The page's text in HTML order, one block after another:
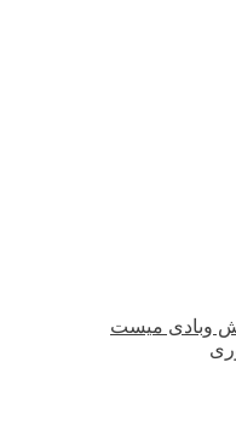
وبادی میست